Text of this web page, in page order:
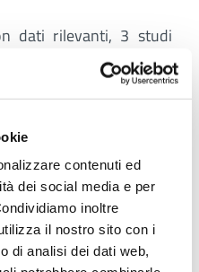
contenuti ed
dei social media e per
inoltre
il nostro sito con i
di analisi dei dati web,
dati rilevanti, 3 studi
positive tra il
cancro del pancreas: il
, il Nurses' Health Study,
hanno mostrato
il consumo di carne